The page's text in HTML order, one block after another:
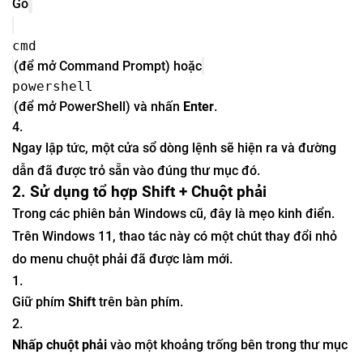
Gõ
cmd
(để mở Command Prompt) hoặc
powershell
(để mở PowerShell) và nhấn Enter.
Ngay lập tức, một cửa sổ dòng lệnh sẽ hiện ra và đường
dẫn đã được trỏ sẵn vào đúng thư mục đó.
2. Sử dụng tổ hợp Shift + Chuột phải
Trong các phiên bản Windows cũ, đây là mẹo kinh điển.
Trên Windows 11, thao tác này có một chút thay đổi nhỏ
do menu chuột phải đã được làm mới.
Giữ phím Shifttrên bàn phím.
Nhấp chuột phải vào một khoảng trống bên trong thư mục